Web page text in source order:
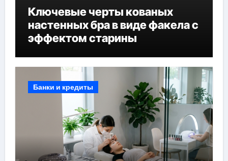
Ключевые черты кованых
настенных бра в виде факела с
эффектом старины
Банки и кредиты